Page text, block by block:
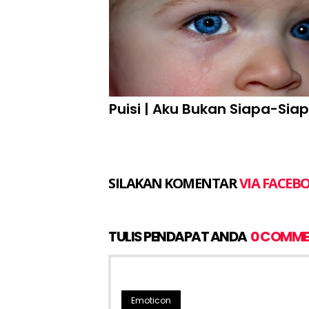
Puisi | Aku Bukan Siapa-
SILAKAN KOMENTARVIA
TULIS PENDAPAT ANDA 0
Emoticon